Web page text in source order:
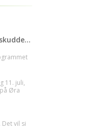
Retrofestivalen 2026 - startskuddet går i dag!
11. juli,
Øra
vil si